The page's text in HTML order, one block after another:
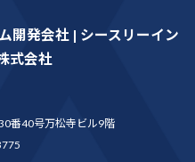
開発会社 | シースリーイン
式会社
番40号万松寺ビル9階